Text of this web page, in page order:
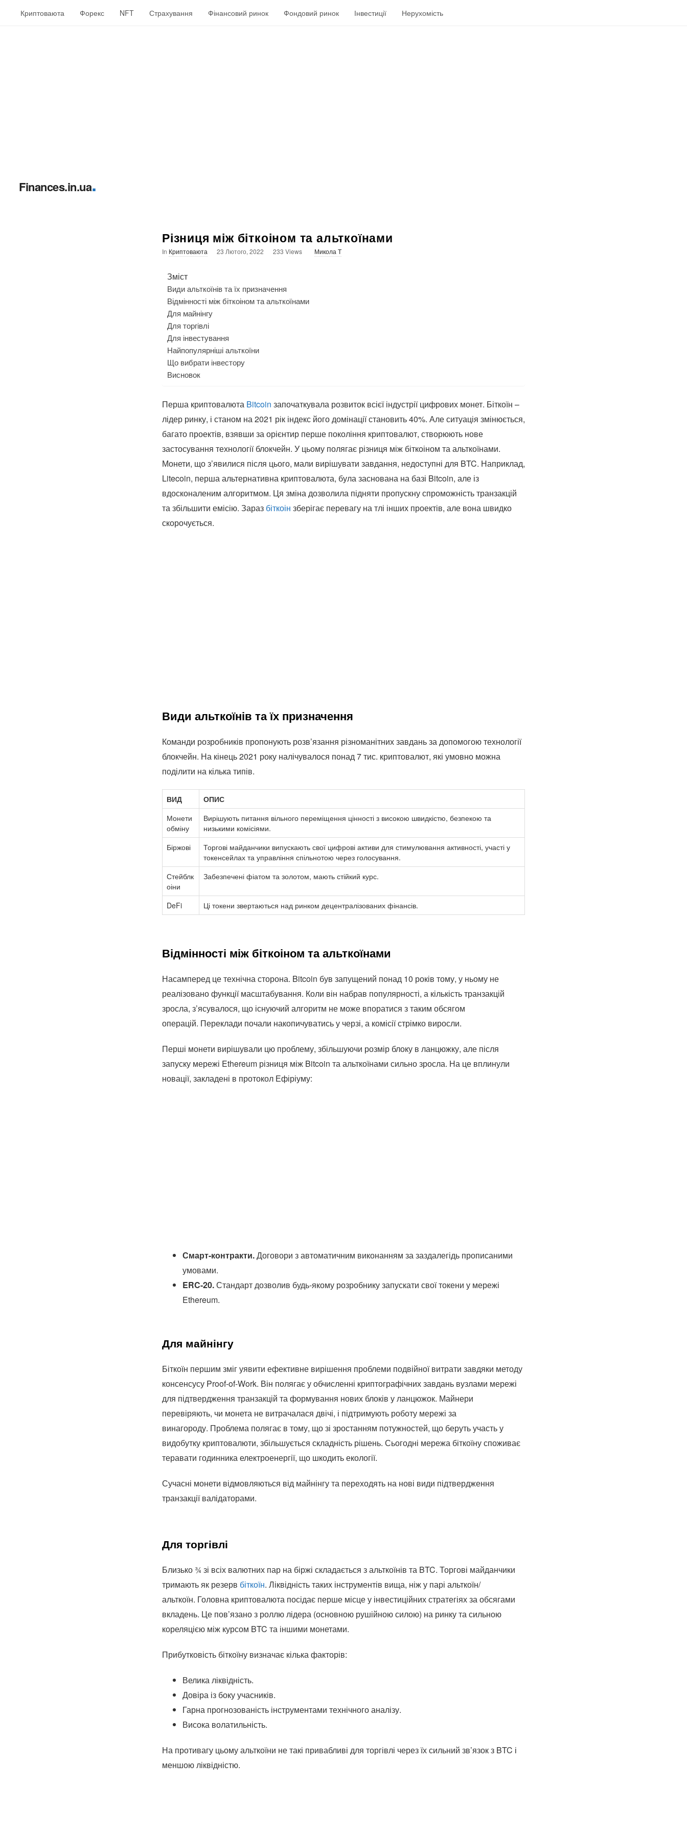
Криптоваюта Форекс NFT Страхування Фінансовий ринок Фондовий ринок Інвестиції Нерухомість
Finances.in.ua.
Різниця між біткоіном та альткоїнами
In Криптоваюта 23 Лютого, 2022 233 Views Микола T
Зміст
Види альткоїнів та їх призначення
Відмінності між біткоіном та альткоїнами
Для майнінгу
Для торгівлі
Для інвестування
Найпопулярніші альткоїни
Що вибрати інвестору
Висновок
Перша криптовалюта Bitcoin започаткувала розвиток всієї індустрії цифрових монет. Біткоїн –
лідер ринку, і станом на 2021 рік індекс його домінації становить 40%. Але ситуація змінюється,
багато проектів, взявши за орієнтир перше покоління криптовалют, створюють нове
застосування технології блокчейн. У цьому полягає різниця між біткоіном та альткоїнами.
Монети, що з’явилися після цього, мали вирішувати завдання, недоступні для BTC. Наприклад,
Litecoin, перша альтернативна криптовалюта, була заснована на базі Bitcoin, але із
вдосконаленим алгоритмом. Ця зміна дозволила підняти пропускну спроможність транзакцій
та збільшити емісію. Зараз біткоін зберігає перевагу на тлі інших проектів, але вона швидко
скорочується.
Види альткоїнів та їх призначення
Команди розробників пропонують розв’язання різноманітних завдань за допомогою технології
блокчейн. На кінець 2021 року налічувалося понад 7 тис. криптовалют, які умовно можна
поділити на кілька типів.
ВИД
ОПИС
Монети
обміну
Вирішують питання вільного переміщення цінності з високою швидкістю, безпекою та
низькими комісіями.
Біржові
Торгові майданчики випускають свої цифрові активи для стимулювання активності, участі у
токенсейлах та управління спільнотою через голосування.
Стейблк
оіни
Забезпечені фіатом та золотом, мають стійкий курс.
DeFi Ці токени звертаються над ринком децентралізованих фінансів.
Відмінності між біткоіном та альткоїнами
Насамперед це технічна сторона. Bitcoin був запущений понад 10 років тому, у ньому не
реалізовано функції масштабування. Коли він набрав популярності, а кількість транзакцій
зросла, з’ясувалося, що існуючий алгоритм не може впоратися з таким обсягом
операцій. Переклади почали накопичуватись у черзі, а комісії стрімко виросли.
Перші монети вирішували цю проблему, збільшуючи розмір блоку в ланцюжку, але після
запуску мережі Ethereum різниця між Bitcoin та альткоїнами сильно зросла. На це вплинули
новації, закладені в протокол Ефіріуму:
Смарт-контракти.Договори з автоматичним виконанням за заздалегідь прописаними
умовами.
ERC-20.Стандарт дозволив будь-якому розробнику запускати свої токени у мережі
Ethereum.
Для майнінгу
Біткоїн першим зміг уявити ефективне вирішення проблеми подвійної витрати завдяки методу
консенсусу Proof-of-Work. Він полягає у обчисленні криптографічних завдань вузлами мережі
для підтвердження транзакцій та формування нових блоків у ланцюжок. Майнери
перевіряють, чи монета не витрачалася двічі, і підтримують роботу мережі за
винагороду. Проблема полягає в тому, що зі зростанням потужностей, що беруть участь у
видобутку криптовалюти, збільшується складність рішень. Сьогодні мережа біткоїну споживає
теравати годинника електроенергії, що шкодить екології.
Сучасні монети відмовляються від майнінгу та переходять на нові види підтвердження
транзакції валідаторами.
Для торгівлі
Близько ¾ зі всіх валютних пар на біржі складається з альткоїнів та BTC. Торгові майданчики
тримають як резерв біткоїн. Ліквідність таких інструментів вища, ніж у парі альткоїн/
альткоїн. Головна криптовалюта посідає перше місце у інвестиційних стратегіях за обсягами
вкладень. Це пов’язано з роллю лідера (основною рушійною силою) на ринку та сильною
кореляцією між курсом BTC та іншими монетами.
Прибутковість біткоїну визначає кілька факторів:
Велика ліквідність.
Довіра із боку учасників.
Гарна прогнозованість інструментами технічного аналізу.
Висока волатильність.
На противагу цьому альткоїни не такі привабливі для торгівлі через їх сильний зв’язок з BTC і
меншою ліквідністю.